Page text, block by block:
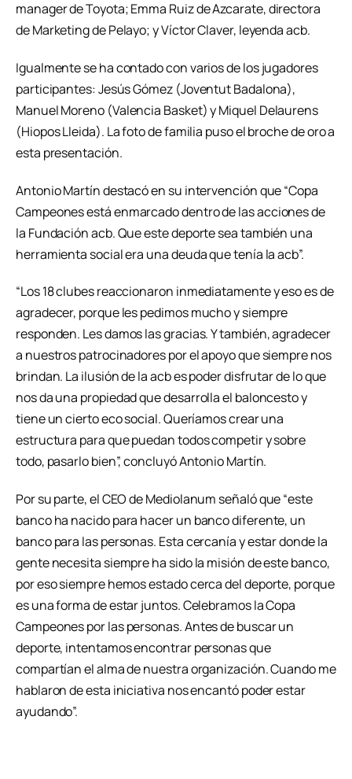
manager de Toyota; Emma Ruiz de Azcarate, directora
de Marketing de Pelayo; y Víctor Claver, leyenda acb.
Igualmente se ha contado con varios de los jugadores
participantes: Jesús Gómez (Joventut Badalona),
Manuel Moreno (Valencia Basket) y Miquel Delaurens
(Hiopos Lleida). La foto de familia puso el broche de oro a
esta presentación.
Antonio Martín destacó en su intervención que “Copa
Campeones está enmarcado dentro de las acciones de
la Fundación acb. Que este deporte sea también una
herramienta social era una deuda que tenía la acb”.
“Los 18 clubes reaccionaron inmediatamente y eso es de
agradecer, porque les pedimos mucho y siempre
responden. Les damos las gracias. Y también, agradecer
a nuestros patrocinadores por el apoyo que siempre nos
brindan. La ilusión de la acb es poder disfrutar de lo que
nos da una propiedad que desarrolla el baloncesto y
tiene un cierto eco social. Queríamos crear una
estructura para que puedan todos competir y sobre
todo, pasarlo bien”, concluyó Antonio Martín.
Por su parte, el CEO de Mediolanum señaló que “este
banco ha nacido para hacer un banco diferente, un
banco para las personas. Esta cercanía y estar donde la
gente necesita siempre ha sido la misión de este banco,
por eso siempre hemos estado cerca del deporte, porque
es una forma de estar juntos. Celebramos la Copa
Campeones por las personas. Antes de buscar un
deporte, intentamos encontrar personas que
compartían el alma de nuestra organización. Cuando me
hablaron de esta iniciativa nos encantó poder estar
ayudando”.